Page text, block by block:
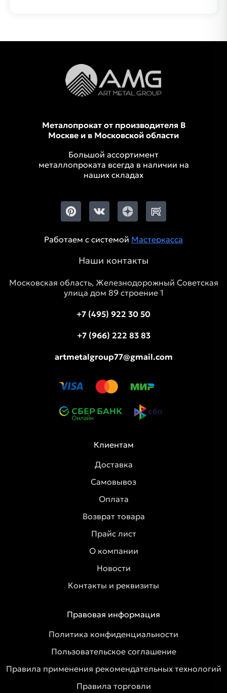
Металопрокат от производителя В
Москве и в Московской области
Большой ассортимент
металлопроката всегда в наличии на
наших складах
Работаем с системой Мастеркасса
Наши контакты
Московская область, Железнодорожный Советская
улица дом 89 строение 1
+7 (495) 922 30 50
+7 (966) 222 83 83
artmetalgroup77@gmail.com
Клиентам
Доставка
Самовывоз
Оплата
Возврат товара
Прайс лист
О компании
Новости
Контакты и реквизиты
Правовая информация
Политика конфиденциальности
Пользовательское соглашение
Правила применения рекомендательных технологий
Правила торговли